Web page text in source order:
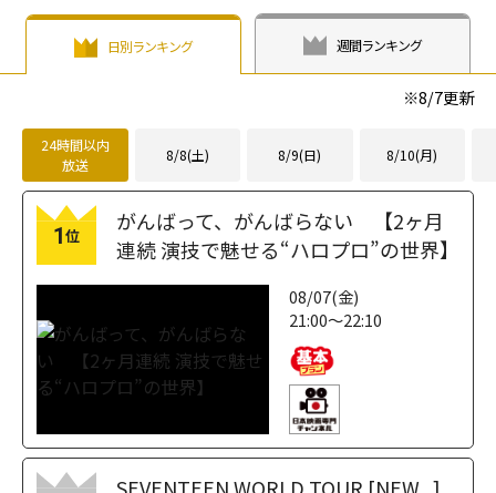
igh">
loading="lazy"
fetchpriority="h
igh">
もが羨む夫婦
像"が反響を呼ん
だ「私の完璧な
height="203"
loading="lazy"
fetchpriority="h
igh">
日別ランキング 週間ランキング
※8/7更新
24時間以内
放送
8/8(土) 8/9(日) 8/10(月)
1位
がんばって、がんばらない 【2ヶ月
連続 演技で魅せる“ハロプロ”の世界】
08/07(金)
21:00～22:10